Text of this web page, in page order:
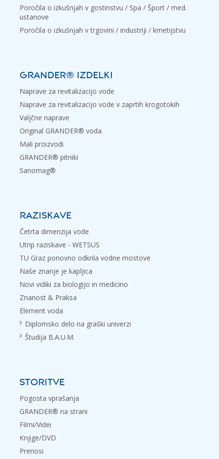
Poročila o izkušnjah v gostinstvu / Spa / Šport / med.
ustanove
Poročila o izkušnjah v trgovini / industriji / kmetijstvu
GRANDER® IZDELKI
Naprave za revitalizacijo vode
Naprave za revitalizacijo vode v zaprtih krogotokih
Valjčne naprave
Original GRANDER® voda
Mali proizvodi
GRANDER® pitniki
Sanomag®
RAZISKAVE
Četrta dimenzija vode
Utrip raziskave - WETSUS
TU Graz ponovno odkrila vodne mostove
Naše znanje je kapljica
Novi vidiki za biologijo in medicino
Znanost & Praksa
Element voda
Diplomsko delo na graški univerzi
Študija B.A.U.M.
STORITVE
Pogosta vprašanja
GRANDER® na strani
Filmi/Videi
Knjige/DVD
Prenosi